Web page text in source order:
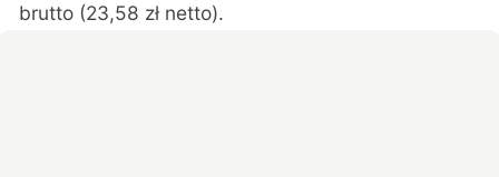
brutto (23,58 zł netto).